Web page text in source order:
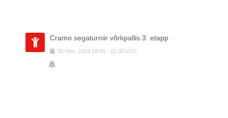
Cramo segaturniir võrkpallis 3. etapp
26 Nov. 2024 19:00 - 21:30 UTC